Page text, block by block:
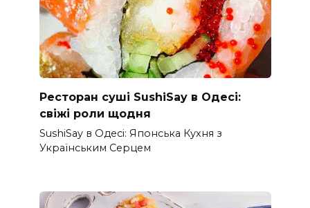
Ресторан суші SushiSay в Одесі:
свіжі роли щодня
SushiSay в Одесі: Японська Кухня з
Українським Серцем